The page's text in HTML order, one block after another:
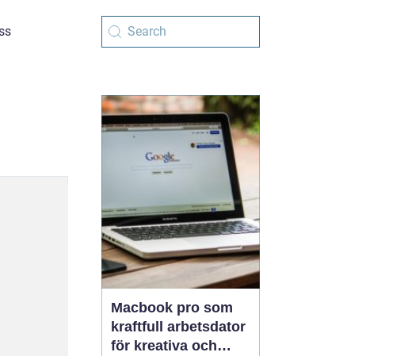
Macbook pro som
kraftfull arbetsdator
för kreativa och